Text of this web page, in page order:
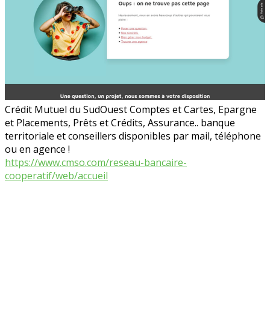
Crédit Mutuel du SudOuest Comptes et Cartes, Epargne
et Placements, Prêts et Crédits, Assurance.. banque
territoriale et conseillers disponibles par mail, téléphone
ou en agence !
https://www.cmso.com/reseau-bancaire-
cooperatif/web/accueil